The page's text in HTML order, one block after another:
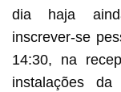
dia haja
inscrever-se
14:30, na
instalações